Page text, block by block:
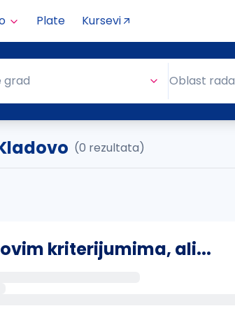
Plate Kursevi
grad Oblast rada
(0 rezultata)
kriterijumima, ali...